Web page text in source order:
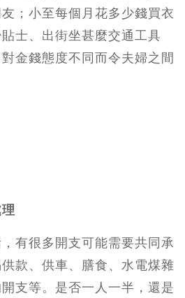
；小至每個月花多少錢買衣
士、出街坐甚麼交通工具
金錢態度不同而令夫婦之間
有很多開支可能需要共同承
款、供車、膳食、水電煤雜
支等。是否一人一半，還是